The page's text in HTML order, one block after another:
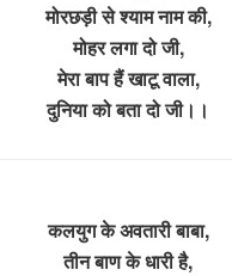
मोरछड़ी से श्याम नाम की,
मोहर लगा दो जी,
मेरा बाप हैं खाटू वाला,
दुनिया को बता दो जी।।
कलयुग के अवतारी बाबा,
तीन बाण के धारी है,